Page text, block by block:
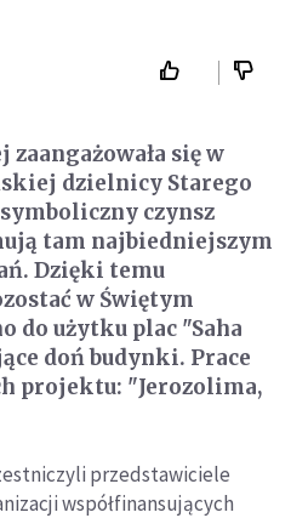
się w
dzielnicy Starego
czynsz
tam najbiedniejszym
Dzięki temu
w Świętym
do użytku plac "Saha
doń budynki. Prace
projektu: "Jerozolima,
przedstawiciele
współfinansujących